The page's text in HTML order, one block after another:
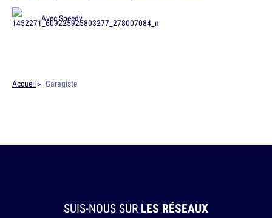
AvecSpeedy
Accueil Garagiste
SUIS-NOUS SUR LES RÉSEAUX